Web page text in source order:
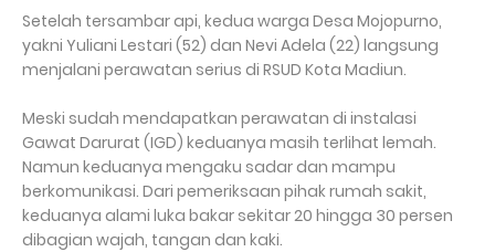
Setelah tersambar api, kedua warga Desa Mojopurno,
yakni Yuliani Lestari (52) dan Nevi Adela (22) langsung
menjalani perawatan serius di RSUD Kota Madiun.
Meski sudah mendapatkan perawatan di instalasi
Gawat Darurat (IGD) keduanya masih terlihat lemah.
Namun keduanya mengaku sadar dan mampu
berkomunikasi. Dari pemeriksaan pihak rumah sakit,
keduanya alami luka bakar sekitar 20 hingga 30 persen
dibagian wajah, tangan dan kaki.